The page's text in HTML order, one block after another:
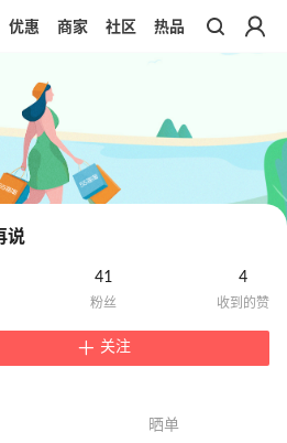
优惠 商家 社区 热品
说
41 4
关注
晒单